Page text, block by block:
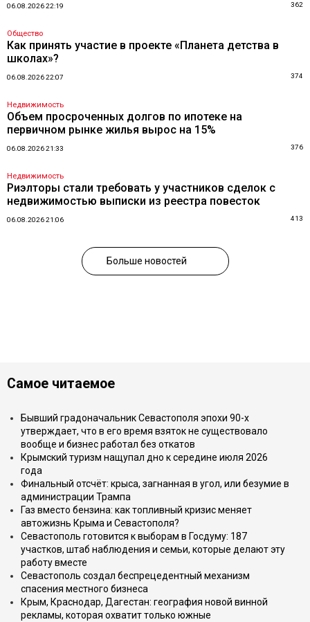
06.08.2026 22:19 362
Общество
Как принять участие в проекте «Планета детства в
школах»?
06.08.2026 22:07 374
Недвижимость
Объем просроченных долгов по ипотеке на
первичном рынке жилья вырос на 15%
06.08.2026 21:33 376
Недвижимость
Риэлторы стали требовать у участников сделок с
недвижимостью выписки из реестра повесток
06.08.2026 21:06 413
Больше новостей
Самое читаемое
Бывший градоначальник Севастополя эпохи 90-х
утверждает, что в его время взяток не существовало
вообще и бизнес работал без откатов
Крымский туризм нащупал дно к середине июля 2026
года
Финальный отсчёт: крыса, загнанная в угол, или безумие в
администрации Трампа
Газ вместо бензина: как топливный кризис меняет
автожизнь Крыма и Севастополя?
Севастополь готовится к выборам в Госдуму: 187
участков, штаб наблюдения и семьи, которые делают эту
работу вместе
Севастополь создал беспрецедентный механизм
спасения местного бизнеса
Крым, Краснодар, Дагестан: география новой винной
рекламы, которая охватит только южные